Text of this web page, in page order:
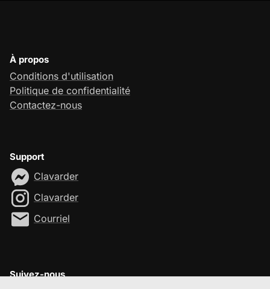
À propos
Conditions d'utilisation
Politique de confidentialité
Contactez-nous
Support
Clavarder
Clavarder
Courriel
Suivez-nous